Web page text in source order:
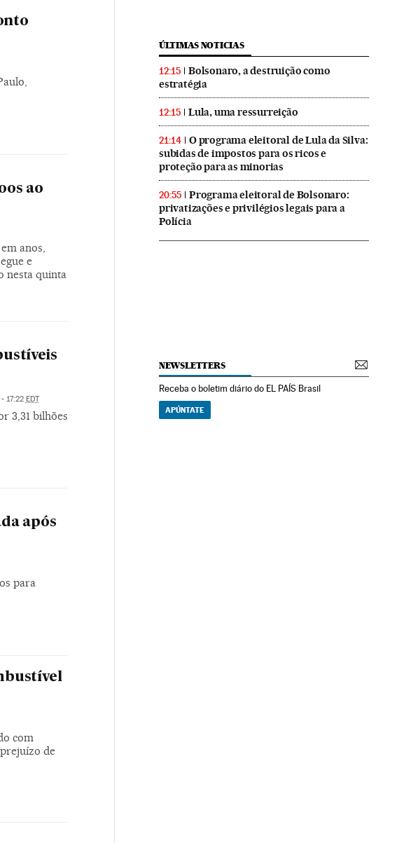
ao
anos,
e
nesta quinta
17:22 EDT
3,31 bilhões
após
para
com
de
ÚLTIMAS NOTICIAS
12:15
Bolsonaro, a destruição como
estratégia
12:15 Lula, uma ressurreição
21:14
O programa eleitoral de Lula da Silva:
subidas de impostos para os ricos e
proteção para as minorias
20:55
Programa eleitoral de Bolsonaro:
privatizações e privilégios legais para a
Polícia
NEWSLETTERS
Receba o boletim diário do EL PAÍS Brasil
APÚNTATE